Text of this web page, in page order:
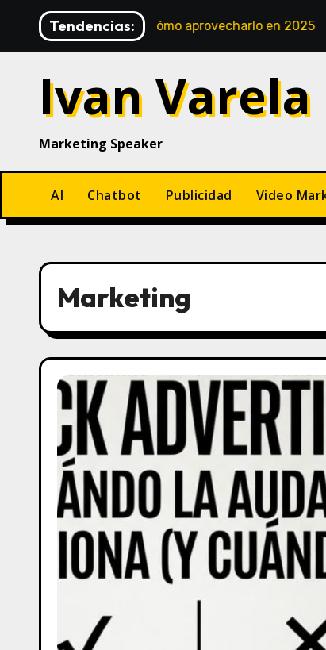
contenido
Tendencias:
y cómo aprovecharlo en 2025 Pensar con
Ivan Varela
Marketing Speaker
AI Chatbot Publicidad Video
Marketing